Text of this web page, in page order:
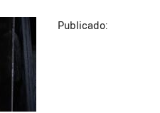
Publicado: